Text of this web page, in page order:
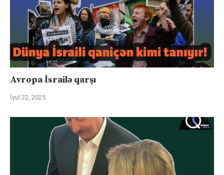
Avropa İsrailə qarşı
İyul 22, 2025